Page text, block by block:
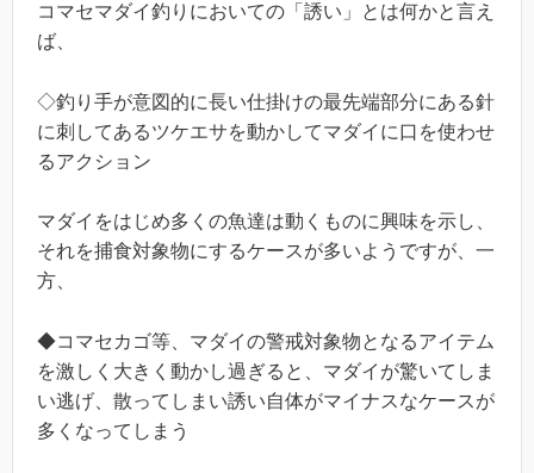
コマセマダイ釣りにおいての「誘い」とは何かと言え
ば、
◇釣り手が意図的に長い仕掛けの最先端部分にある針
に刺してあるツケエサを動かしてマダイに口を使わせ
るアクション
マダイをはじめ多くの魚達は動くものに興味を示し、
それを捕食対象物にするケースが多いようですが、一
方、
◆コマセカゴ等、マダイの警戒対象物となるアイテム
を激しく大きく動かし過ぎると、マダイが驚いてしま
い逃げ、散ってしまい誘い自体がマイナスなケースが
多くなってしまう